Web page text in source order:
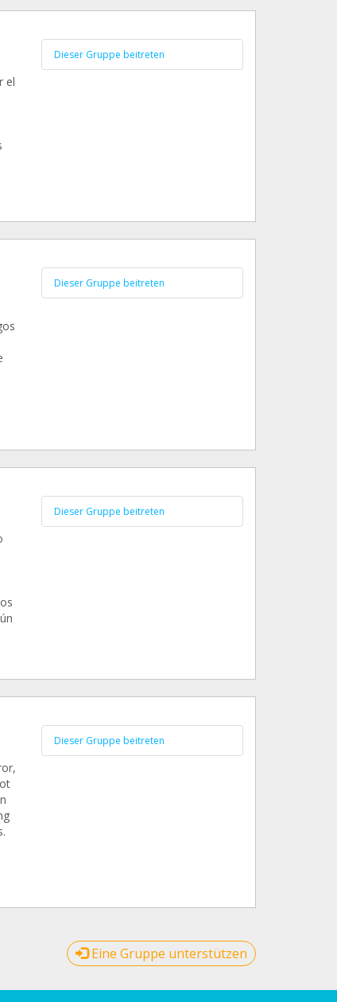
el
Dieser Gruppe beitreten
Dieser Gruppe beitreten
Dieser Gruppe beitreten
Dieser Gruppe beitreten
Eine Gruppe unterstützen